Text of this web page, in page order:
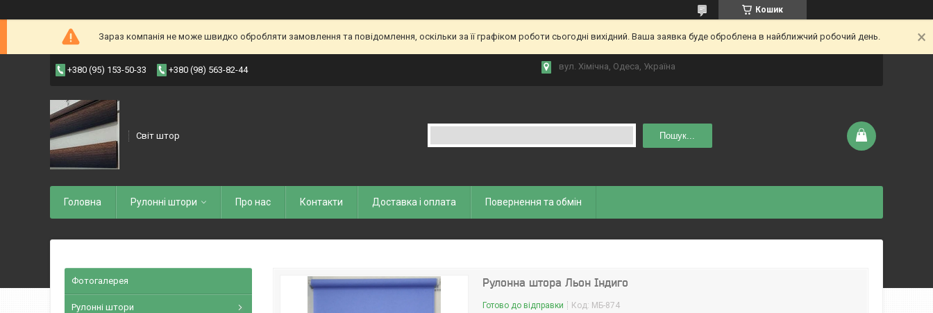
Кошик
Зараз компанія не може швидко обробляти замовлення та повідомлення, оскільки за її графіком роботи сьогодні вихідний. Ваша заявка буде оброблена в найближчий робочий день.
+380 (95) 153-50-33 +380 (98) 563-82-44 вул. Хiмiчна, Одеса, Україна
Світ штор Пошук...
Головна Рулоннi штори Про нас Контакти Доставка і оплата Повернення та обмiн
Рулонна штора Льон Індиго
Готово до відправки Код: МБ-874
Фотогалерея
Рулонні штори